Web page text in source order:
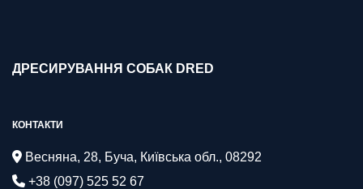
ДРЕСИРУВАННЯ СОБАК DRED
КОНТАКТИ
Весняна, 28, Буча, Київська обл., 08292
+38 (097) 525 52 67